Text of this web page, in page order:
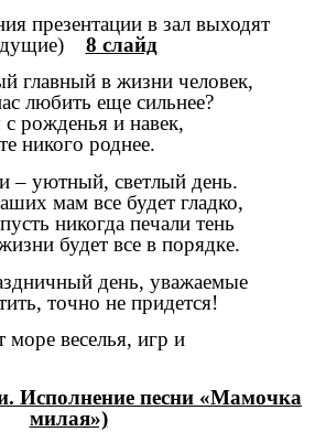
презентации в зал выходят
8 слайд
главный в жизни человек,
еще сильнее?
и навек,
роднее.
– уютный, светлый день.
мам все будет гладко,
никогда печали тень
будет все в порядке.
день, уважаемые
точно не придется!
море веселья, игр и
Исполнение песни «Мамочка
милая»)